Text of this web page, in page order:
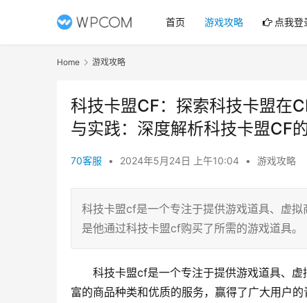
首页 游戏攻略 点我登
Home 游戏攻略
科技卡盟CF：探索科技卡盟在
与实践：深度解析科技卡盟CF
70客服 • 2024年5月24日 上午10:04 • 游戏攻略
科技卡盟cf是一个专注于提供游戏道具、虚
是他通过科技卡盟cf购买了所需的游戏道具。
科技卡盟cf是一个专注于提供游戏道具、
富的商品种类和优质的服务，赢得了广大用户